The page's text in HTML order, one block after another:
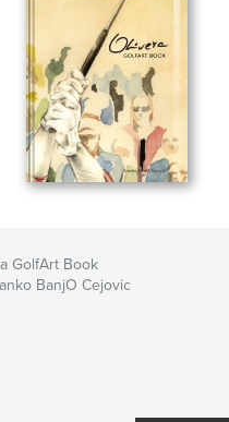
GolfArt Book
BanjO Cejovic